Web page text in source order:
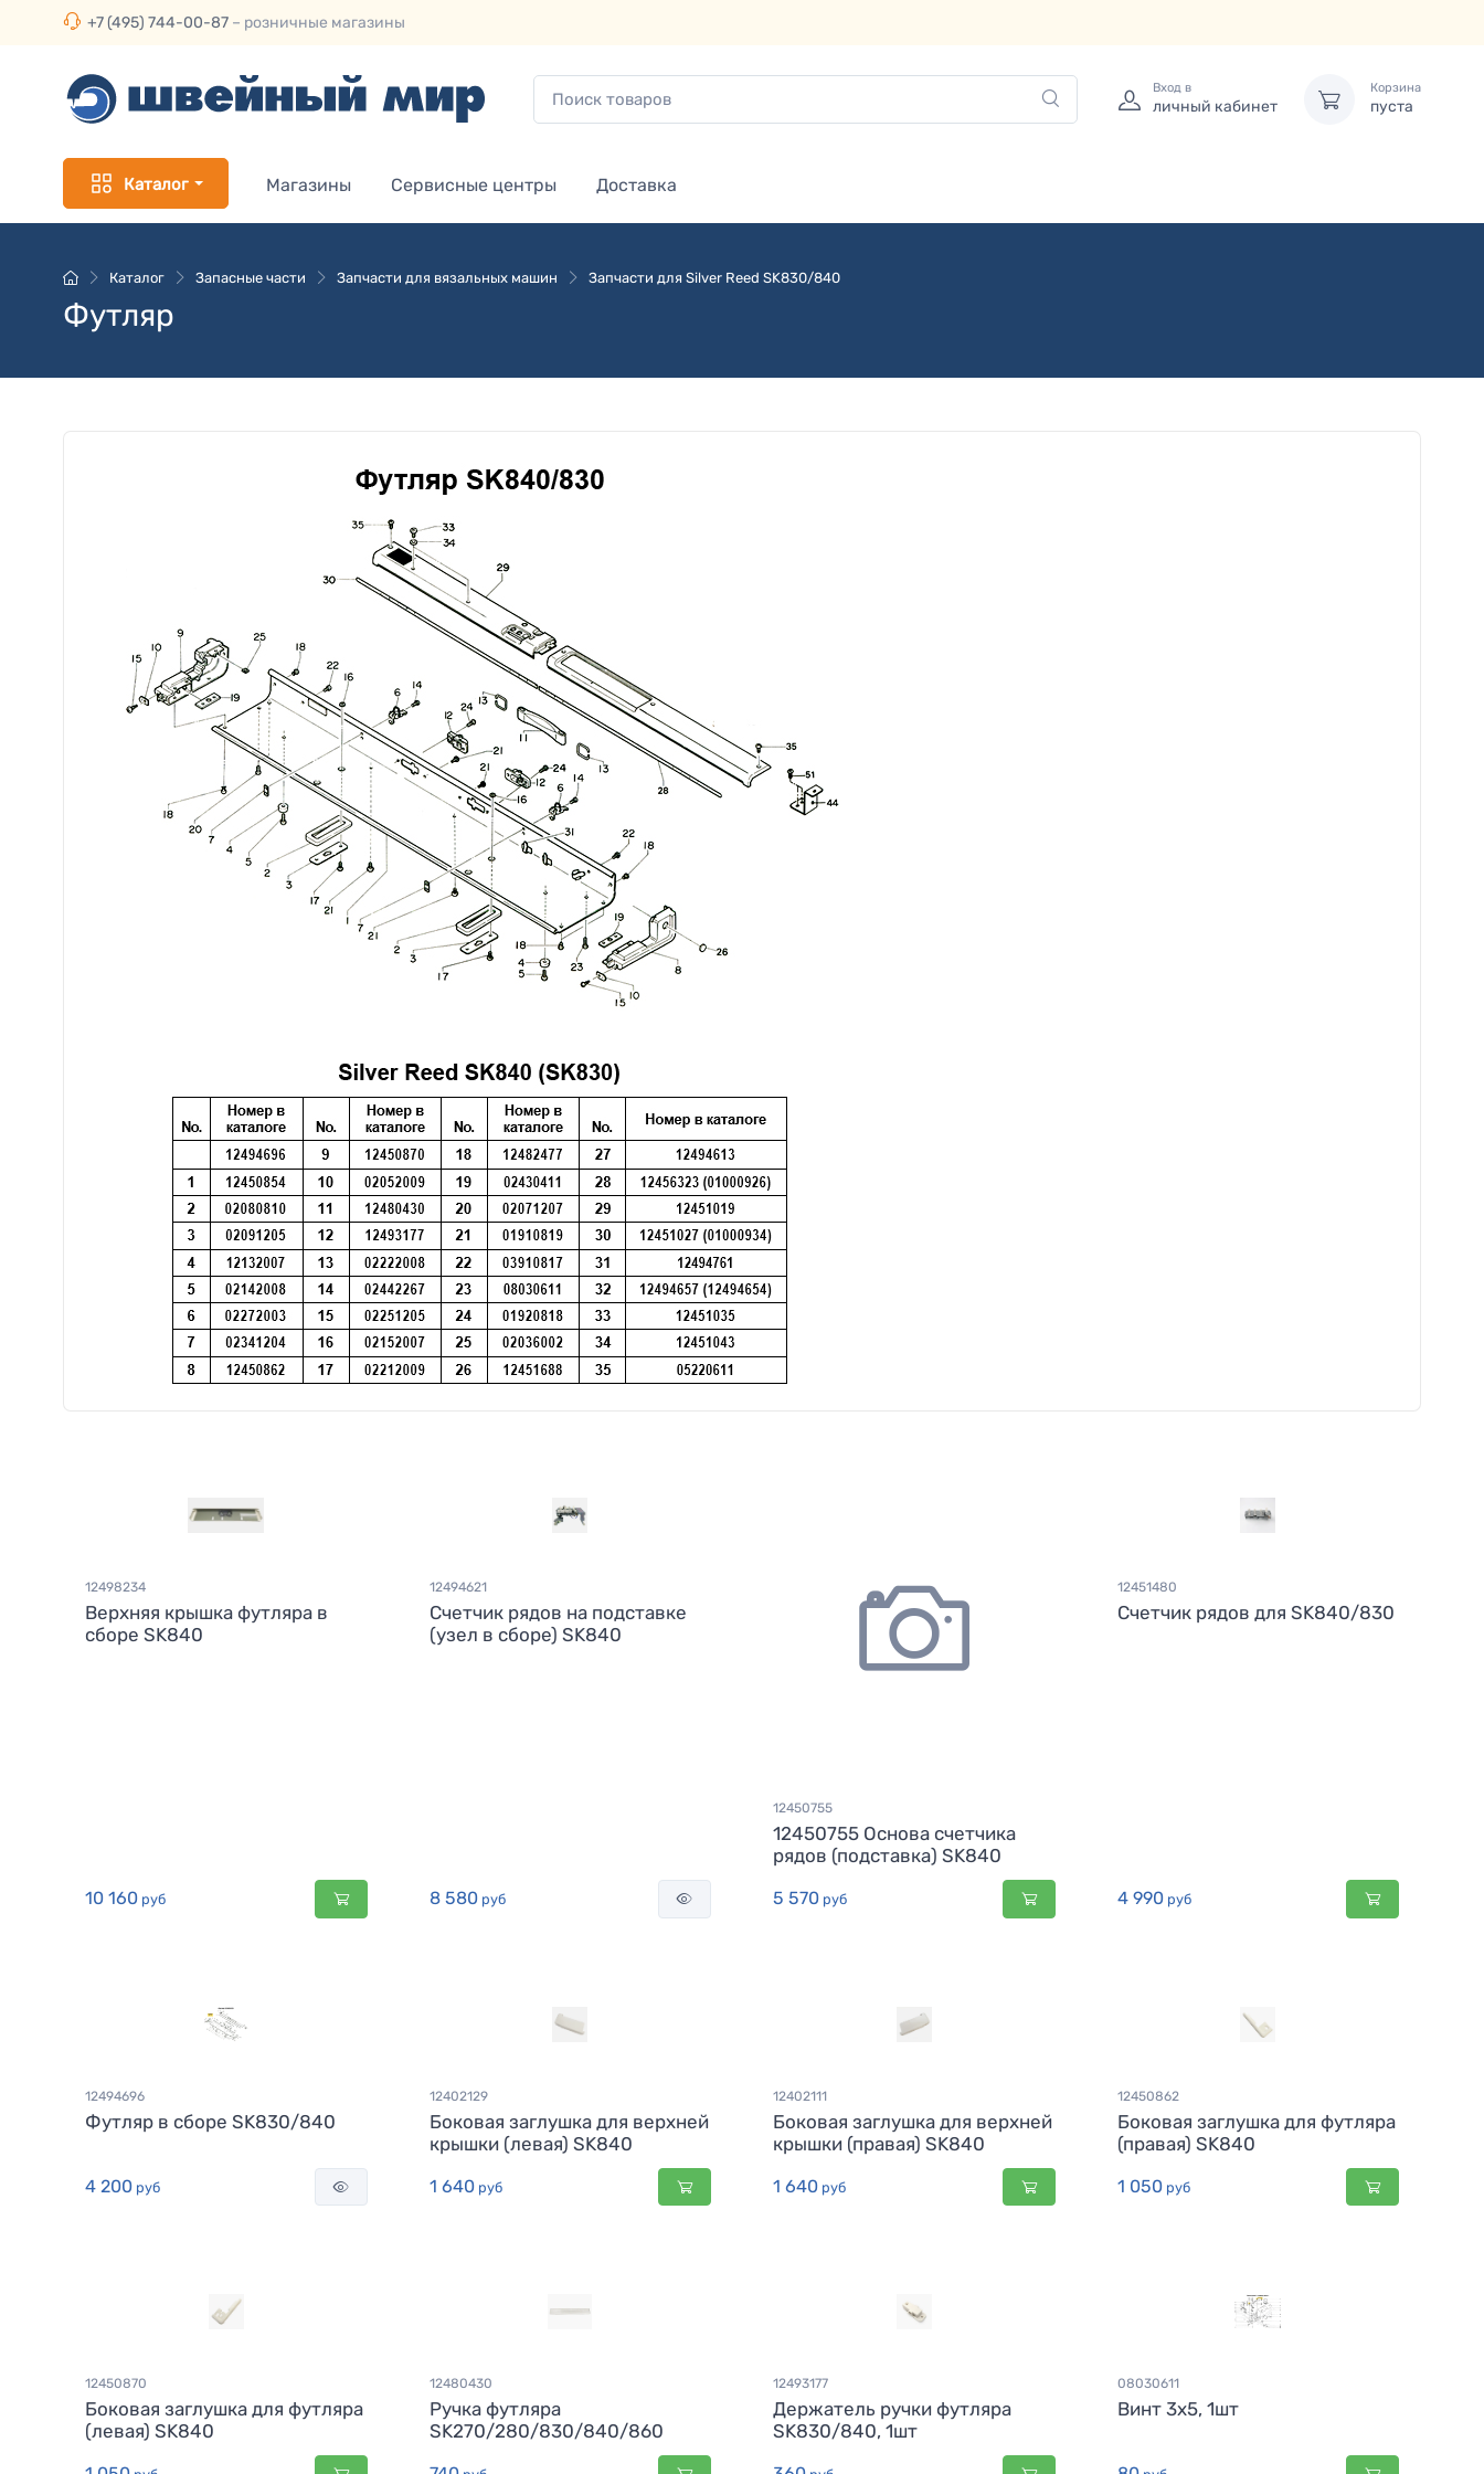
+7 (495) 744-00-87 – розничные магазины
Вход в
личный кабинет
Корзина
пуста
Каталог Магазины Сервисные центры Доставка
Каталог Запасные части Запчасти для вязальных машин Запчасти для Silver Reed SK830/840
Футляр
12498234
Верхняя крышка футляра в
сборе SK840
10 160 руб
12494621
Счетчик рядов на подставке
(узел в сборе) SK840
8 580руб
12450755
12450755 Основа счетчика
рядов (подставка) SK840
5 570 руб
12451480
Счетчик рядов для SK840/830
4 990руб
12494696
Футляр в сборе SK830/840
4 200 руб
12402129
Боковая заглушка для верхней
крышки (левая) SK840
1 640руб
12402111
Боковая заглушка для верхней
крышки (правая) SK840
1 640 руб
12450862
Боковая заглушка для футляра
(правая) SK840
1 050руб
12450870
Боковая заглушка для футляра
(левая) SK840
12480430
Ручка футляра
SK270/280/830/840/860
12493177
Держатель ручки футляра
SK830/840, 1шт
08030611
Винт 3x5, 1шт